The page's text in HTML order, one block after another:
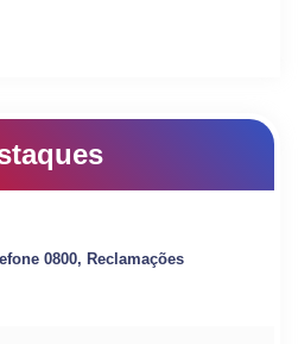
0800, Reclamações